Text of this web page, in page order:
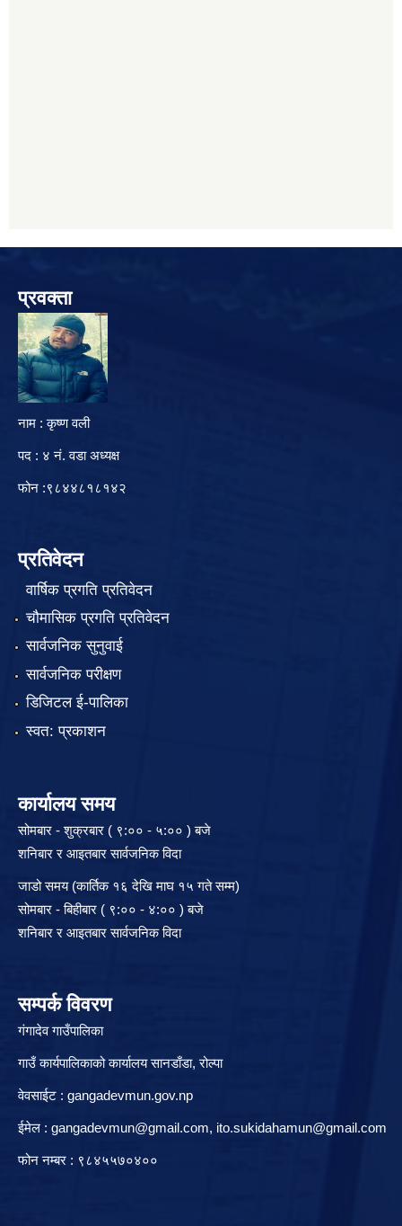
प्रवक्ता
नाम : कृष्ण वली
पद : ४ नं. वडा अध्यक्ष
फोन :९८४४८१८१४२
प्रतिवेदन
वार्षिक प्रगति प्रतिवेदन
चौमासिक प्रगति प्रतिवेदन
सार्वजनिक सुनुवाई
सार्वजनिक परीक्षण
डिजिटल ई-पालिका
स्वत: प्रकाशन
कार्यालय समय
सोमबार - शुक्रबार ( ९:०० - ५:०० ) बजे
शनिबार र आइतबार सार्वजनिक विदा
जाडो समय (कार्तिक १६ देखि माघ १५ गते सम्म)
सोमबार - बिहीबार ( ९:०० - ४:०० ) बजे
शनिबार र आइतबार सार्वजनिक विदा
सम्पर्क विवरण
गंगादेव गाउँपालिका
गाउँ कार्यपालिकाको कार्यालय सानडाँडा, रो‍‍ल्पा
वेवसाईट : gangadevmun.gov.np
ईमेल : gangadevmun@gmail.com, ito.sukidahamun@gmail.com
फोन नम्बर : ९८४५५७०४००